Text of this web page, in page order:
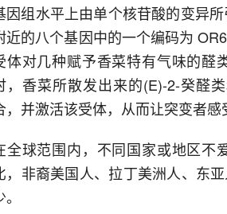
因组水平上由单个核苷酸的变异
近的八个基因中的一个编码为
体对几种赋予香菜特有气味的醛
，香菜所散发出来的(E)-2-癸醛
，并激活该受体，从而让突变者感
全球范围内，不同国家或地区不
，非裔美国人、拉丁美洲人、东